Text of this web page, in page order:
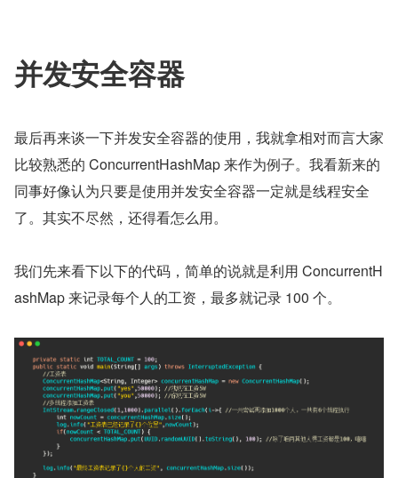
并发安全容器
最后再来谈一下并发安全容器的使用，我就拿相对而言大家
比较熟悉的 ConcurrentHashMap 来作为例子。我看新来的
同事好像认为只要是使用并发安全容器一定就是线程安全
了。其实不尽然，还得看怎么用。
我们先来看下以下的代码，简单的说就是利用 ConcurrentH
ashMap 来记录每个人的工资，最多就记录 100 个。